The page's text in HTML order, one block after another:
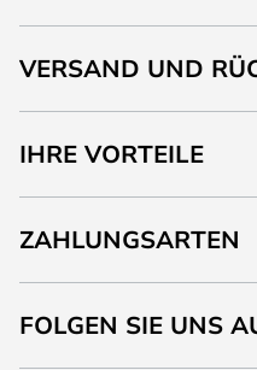
VERSAND UND
IHRE VORTEILE
ZAHLUNGSARTEN
FOLGEN SIE UNS